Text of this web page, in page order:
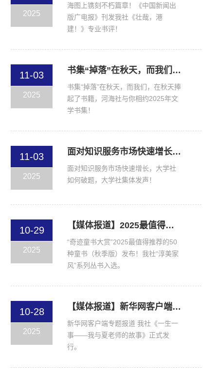
2025
海图上镌刻不朽篇章！《中国新闻出
版广电报》刊发我社《壮哉，港
建！》专业书评！
11-03
2025
书集“掉落”在秋天，而我们，在秋天捧起了书籍
书集“掉落”在秋天，而我们，在秋天捧
起了书籍，河海社与你相约2025年文
学书集！
11-03
2025
面对知识服务市场快速增长，大学社如何破题，大学社集体发声！
面对知识服务市场快速增长，大学社
如何破题，大学社集体发声！
10-29
2025
【媒体报道】2025最值得推荐的50种童书（秋季版）发布
“奇迹童书大赏”2025最值得推荐的50
种童书（秋季版）发布！我社“淳美家
风”系列丛书入选。
10-28
2025
【媒体报道】新华网客户端专题报道 夏金仙：一生一事，润物无声
新华网客户端专题报道 我社《一生一
事——我与夏老师的故事》正式发
行。